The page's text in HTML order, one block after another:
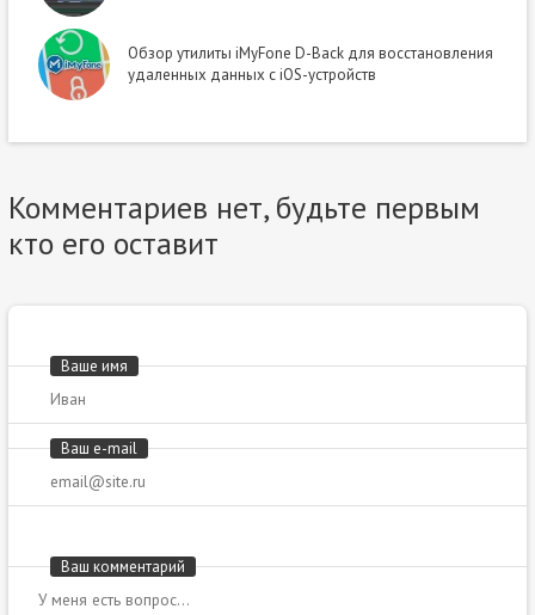
Обзор утилиты iMyFone D-Back для восстановления
удаленных данных с iOS-устройств
Комментариев нет, будьте первым
кто его оставит
Ваше имя
Ваш e-mail
Ваш комментарий